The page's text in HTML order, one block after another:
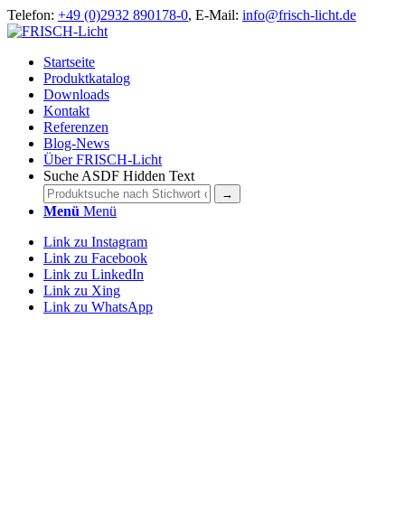
Telefon: +49 (0)2932 890178-0, E-Mail: info@frisch-licht.de
Startseite
Produktkatalog
Downloads
Kontakt
Referenzen
Blog-News
Über FRISCH-Licht
Suche ASDF Hidden Text
Menü Menü
Link zu Instagram
Link zu Facebook
Link zu LinkedIn
Link zu Xing
Link zu WhatsApp